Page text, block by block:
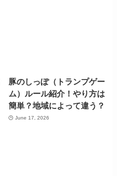
豚のしっぽ（トランプゲー
ム）ルール紹介！やり方は
簡単？地域によって違う？
June 17, 2026